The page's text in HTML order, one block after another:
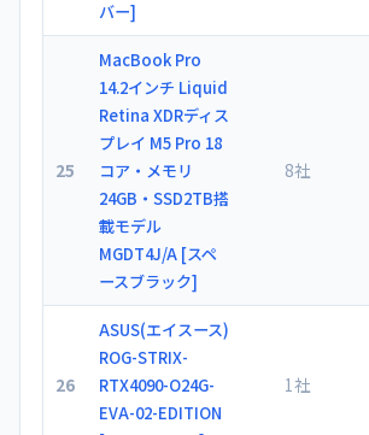
バー]
25
MacBook Pro
14.2インチ Liquid
Retina XDRディス
プレイ M5 Pro 18
コア・メモリ
24GB・SSD2TB搭
載モデル
MGDT4J/A [スペ
ースブラック]
8社
26
ASUS(エイスース)
ROG-STRIX-
RTX4090-O24G-
EVA-02-EDITION
1社